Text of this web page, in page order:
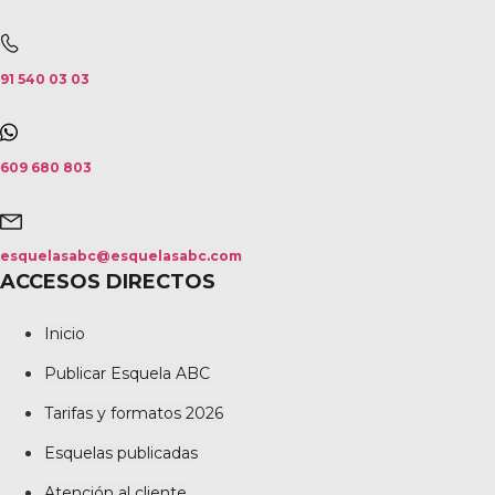
91 540 03 03
609 680 803
esquelasabc@esquelasabc.com
ACCESOS DIRECTOS
Inicio
Publicar Esquela ABC
Tarifas y formatos 2026
Esquelas publicadas